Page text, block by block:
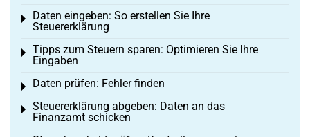
Daten eingeben: So erstellen Sie Ihre
Steuererklärung
Toggle menu
Tipps zum Steuern sparen: Optimieren Sie Ihre
Eingaben
Toggle menu
Daten prüfen: Fehler finden
Toggle menu
Steuererklärung abgeben: Daten an das
Finanzamt schicken
Toggle menu